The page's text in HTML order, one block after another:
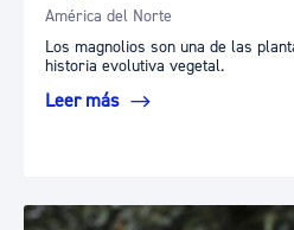
América del Norte
Los magnolios son una de las
historia evolutiva vegetal.
Leer más